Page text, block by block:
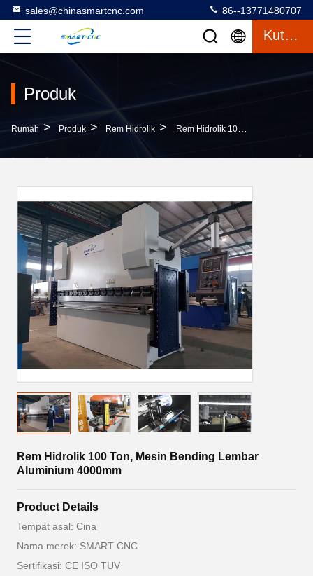
sales@chinasmartcnc.com 86--13771480707
Kutipan
Produk
Rumah > Produk > Rem Hidrolik > Rem Hidrolik 100 Ton, Mesin Bending Lembar Aluminium 4000mm
Rem Hidrolik 100 Ton, Mesin Bending Lembar
Aluminium 4000mm
Product Details
Tempat asal: Cina
Nama merek: SMART CNC
Sertifikasi: CE ISO TUV